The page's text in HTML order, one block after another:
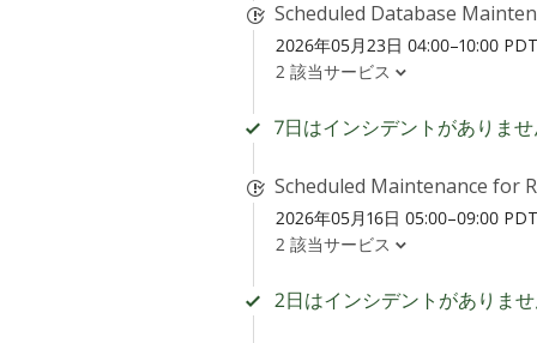
Scheduled Database
2026年05月23日 04:00–10:00 PDT
2 該当サービス
7日はインシデントがありま
Scheduled Maintenance for
2026年05月16日 05:00–09:00 PDT
2 該当サービス
2日はインシデントがありま